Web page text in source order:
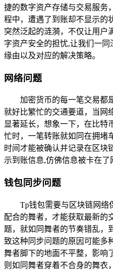
捷的数字资产存储与交易服务
程中，遭遇了到账却不显示的
突然泛起的涟漪，不仅让用户
字资产安全的担忧,让我们一
缘由以及对应的解决策略。
网络问题
加密货币的每一笔交易都
就好比繁忙的交通要道，当网
显著延长，想象一下，在比特
忙时，一笔转账就如同在拥堵
时间才能被确认并记录在区块
示到账信息,仿佛信息被卡在了
钱包同步问题
Tp钱包需要与区块链网络
配合的舞者，才能获取最新的
题，就如同舞者的节奏错乱，
致这种同步问题的原因可能多
舞者脚下的地面不平整，影响
则如同舞者穿着不合身的舞衣